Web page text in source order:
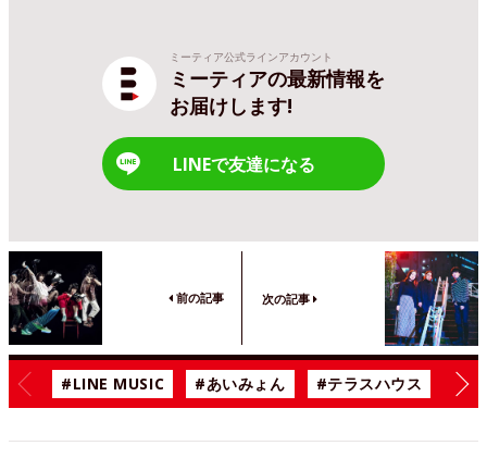
ミーティア公式ラインアカウント
ミーティアの最新情報を
お届けします!
LINEで友達になる
前の記事 次の記事
#LINE MUSIC #あいみょん #テラスハウス #漫